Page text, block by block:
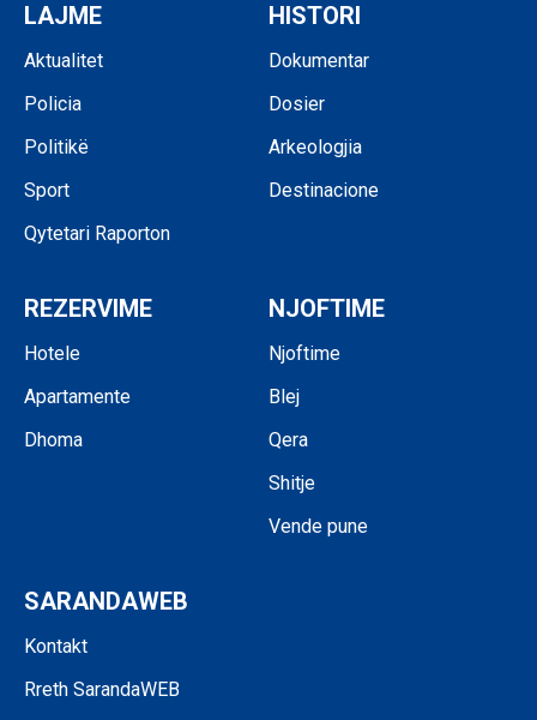
LAJME
Aktualitet
Policia
Politikë
Sport
Qytetari Raporton
HISTORI
Dokumentar
Dosier
Arkeologjia
Destinacione
REZERVIME
Hotele
Apartamente
Dhoma
NJOFTIME
Njoftime
Blej
Qera
Shitje
Vende pune
SARANDAWEB
Kontakt
Rreth SarandaWEB